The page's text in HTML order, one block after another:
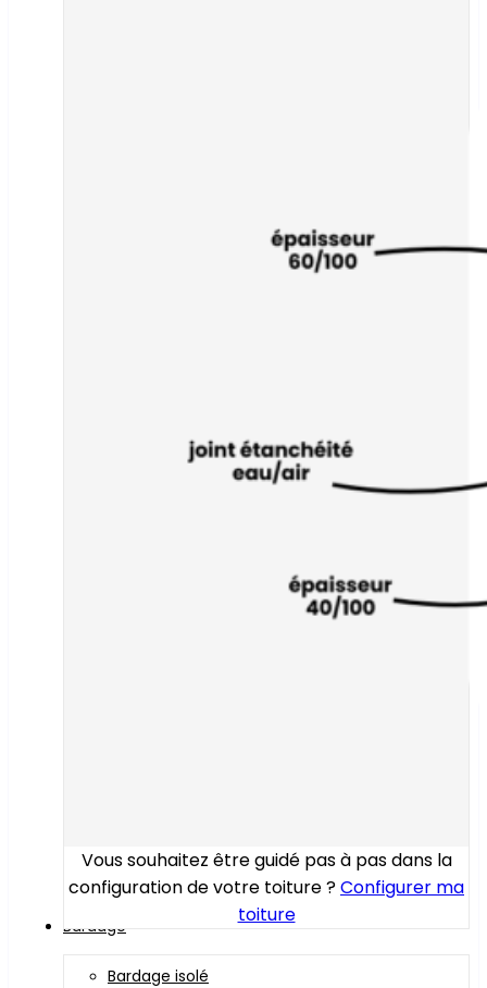
Vous souhaitez être guidé pas à pas dans la
configuration de votre toiture ?Configurer ma
toiture
Bardage
Bardage isolé